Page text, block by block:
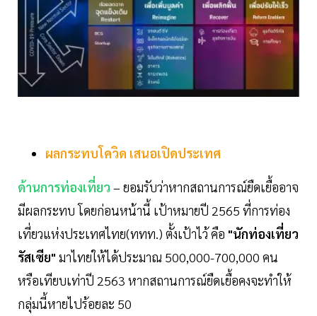
ผลกระทบโควิด เสนอเปิดประเทศ
ด้านการท่องเที่ยว – ยอมรับว่าหากสถานการณ์ยืดเยื้ออาจ
มีผลกระทบ โดยก่อนหน้านี้ เป้าหมายปี 2565 ที่การท่อง
เที่ยวแห่งประเทศไทย(ททท.) ตั้งเป้าไว้ คือ "นักท่องเที่ยว
รัสเซีย" มาไทยให้ได้ประมาณ 500,000-700,000 คน
หรือเทียบเท่าปี 2563 หากสถานการณ์ยืดเยื้อคงจะทำให้
กลุ่มนี้หายไปร้อยละ 50